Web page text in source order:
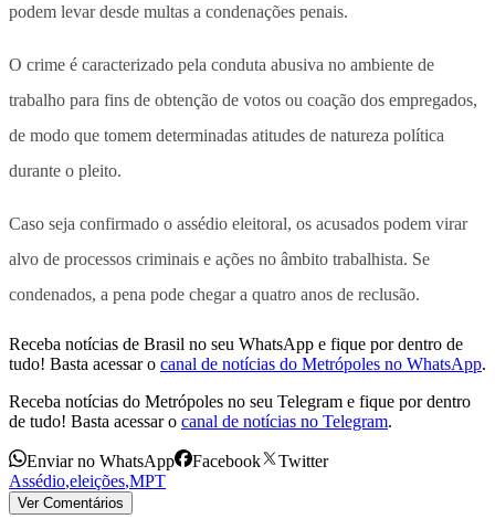
podem levar desde multas a condenações penais.
O crime é caracterizado pela conduta abusiva no ambiente de
trabalho para fins de obtenção de votos ou coação dos empregados,
de modo que tomem determinadas atitudes de natureza política
durante o pleito.
Caso seja confirmado o assédio eleitoral, os acusados podem virar
alvo de processos criminais e ações no âmbito trabalhista. Se
condenados, a pena pode chegar a quatro anos de reclusão.
Receba notícias de Brasil no seu WhatsApp e fique por dentro de
tudo! Basta acessar o canal de notícias do Metrópoles no WhatsApp.
Receba notícias do Metrópoles no seu Telegram e fique por dentro
de tudo! Basta acessar o canal de notícias no Telegram.
Enviar no WhatsApp Facebook
Twitter
Assédio,eleições,MPT
Ver Comentários